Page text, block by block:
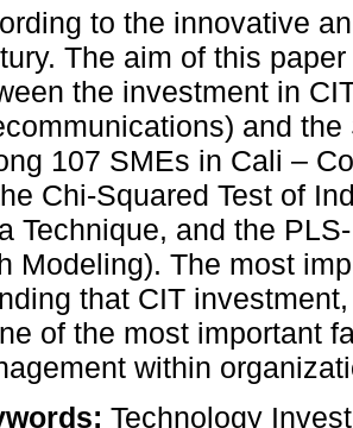
to the innovative
The aim of this
the investment in
and
107 SMEs in Cali –
Chi-Squared Test of
Technique, and the
Modeling). The most
that CIT
of the most important
within
Technology